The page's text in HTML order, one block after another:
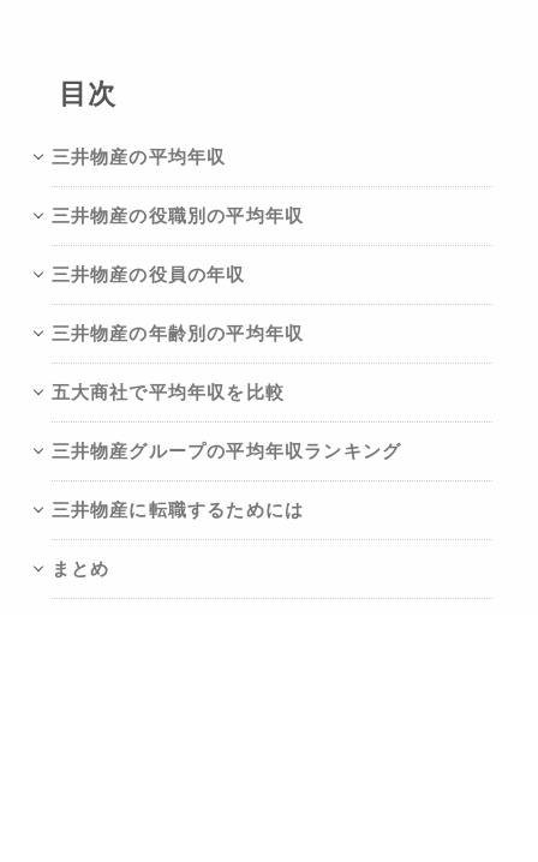
目次
三井物産の平均年収
三井物産の役職別の平均年収
三井物産の役員の年収
三井物産の年齢別の平均年収
五大商社で平均年収を比較
三井物産グループの平均年収ランキング
三井物産に転職するためには
まとめ